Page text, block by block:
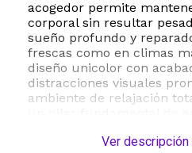
acogedor permite
corporal sin resultar
sueño profundo y
frescas como en climas
diseño unicolor con
distracciones visuales
ambiente de relajación
soportar el uso diario
Ver